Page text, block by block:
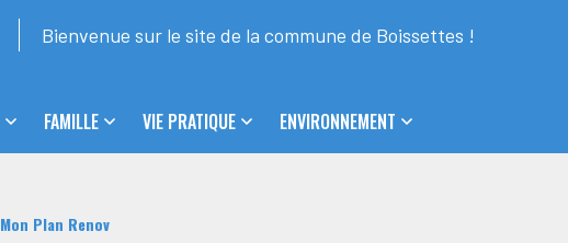
Bienvenue sur le site de la commune de Boissettes !
FAMILLE VIE PRATIQUE ENVIRONNEMENT
Mon Plan Renov